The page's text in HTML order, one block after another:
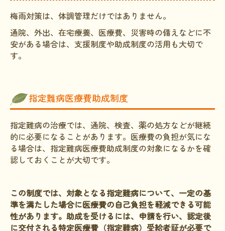
梅雨対策は、体調管理だけではありません。
通院、外出、在宅療養、医療費、災害時の備えなどに不
安がある場合は、支援制度や助成制度の活用も大切で
す。
指定難病医療費助成制度
指定難病の治療では、通院、検査、薬の処方などが継続
的に必要になることがあります。医療費の負担が気にな
る場合は、指定難病医療費助成制度の対象になるかを確
認しておくことが大切です。
この制度では、対象となる指定難病について、一定の基
準を満たした場合に医療費の自己負担を軽減できる可能
性があります。助成を受けるには、申請を行い、認定後
に交付される特定医療費（指定難病）受給者証が必要で